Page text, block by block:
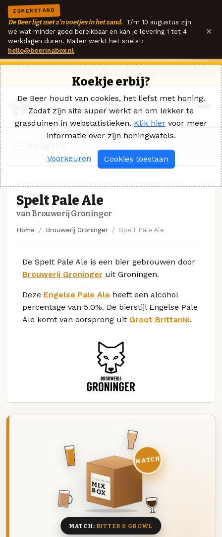
ZOMERSTAND
De Beer ligt met z'n voetjes in het zand. T/m 10 augustus zijn
we wat minder goed bereikbaar en kan je levering 1 tot 4
werkdagen duren. Mailen werkt het snelst:
hello@beerinabox.nl
×
Spelt Pale Ale
van Brouwerij Groninger
Home Brouwerij Groninger Spelt Pale Ale
De Spelt Pale Ale is een bier gebrouwen door
Brouwerij Groninger uit Groningen.
Deze Engelse Pale Ale heeft een alcohol
percentage van 5.0%. De bierstijl Engelse Pale
Ale komt van oorsprong uit Groot Brittanië.
DEZE MAAND
MIX
BOX
8 BIEREN
MATCH
MATCH: BITTER & GROWL
Koekje erbij?
De Beer houdt van cookies, het liefst met honing.
Zodat zijn site super werkt en om lekker te
grasduinen in webstatistieken. Klik hier voor meer
informatie over zijn honingwafels.
Voorkeuren Cookies toestaan